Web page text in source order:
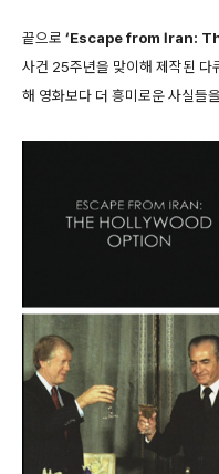
끝으로 ‘Escape from Iran:
사건 25주년을 맞이해 제작된 다
해 영화보다 더 흥미로운 사실들